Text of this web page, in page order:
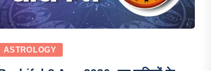
ASTROLOGY